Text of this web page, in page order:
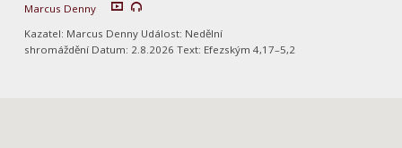
Marcus Denny
Kazatel: Marcus Denny Událost: Nedělní
shromáždění Datum: 2.8.2026 Text: Efezským 4,17–5,2